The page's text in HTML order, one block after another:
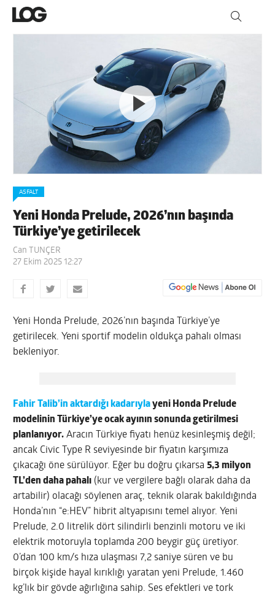
ASFALT
Yeni Honda Prelude, 2026’nın başında
Türkiye’ye getirilecek
Can TUNÇER
27 Ekim 2025 12:27
Yeni Honda Prelude, 2026’nın başında Türkiye’ye
getirilecek. Yeni sportif modelin oldukça pahalı olması
bekleniyor.
Fahir Talib’in aktardığı kadarıylayeni Honda Prelude
modelinin Türkiye’ye ocak ayının sonunda getirilmesi
planlanıyor. Aracın Türkiye fiyatı henüz kesinleşmiş değil;
ancak Civic Type R seviyesinde bir fiyatın karşımıza
çıkacağı öne sürülüyor. Eğer bu doğru çıkarsa5,3 milyon
TL’den daha pahalı (kur ve vergilere bağlı olarak daha da
artabilir) olacağı söylenen araç, teknik olarak bakıldığında
Honda’nın “e:HEV” hibrit altyapısını temel alıyor. Yeni
Prelude, 2.0 litrelik dört silindirli benzinli motoru ve iki
elektrik motoruyla toplamda 200 beygir güç üretiyor.
0’dan 100 km/s hıza ulaşması 7,2 saniye süren ve bu
birçok kişide hayal kırıklığı yaratan yeni Prelude, 1.460
kg’lık bir gövde ağırlığına sahip. Ses efektleri ve tork